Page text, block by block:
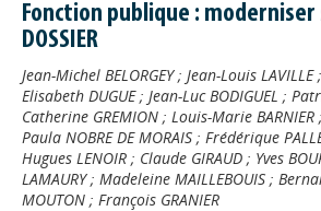
Fonction publique :
DOSSIER
Jean-Michel BELORGEY; Jean-Louis LAVILLE;
Elisabeth DUGUE; Jean-Luc BODIGUEL ;
Catherine GREMION ; Louis-Marie BARNIER ;
Paula NOBRE DE MORAIS ; Frédérique
Hugues LENOIR ; Claude GIRAUD ; Yves
LAMAURY; Madeleine MAILLEBOUIS ;
MOUTON ; François GRANIER